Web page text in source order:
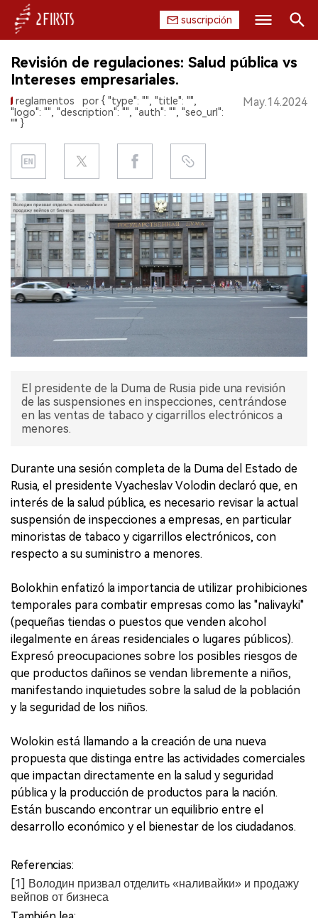
suscripción
INICIO
EMPRESA
CHINA
DATOS
EXPOSICIÓN
ENTREVISTA
Buscar
Revisión de regulaciones: Salud pública vs
Intereses empresariales.
reglamentos
por { "type": "", "title": "",
"logo": "", "description": "", "auth": "", "seo_url":
"" }
May.14.2024
El presidente de la Duma de Rusia pide una revisión
de las suspensiones en inspecciones, centrándose
en las ventas de tabaco y cigarrillos electrónicos a
menores.
Durante una sesión completa de la Duma del Estado de
Rusia, el presidente Vyacheslav Volodin declaró que, en
interés de la salud pública, es necesario revisar la actual
suspensión de inspecciones a empresas, en particular
minoristas de tabaco y cigarrillos electrónicos, con
respecto a su suministro a menores.
Bolokhin enfatizó la importancia de utilizar prohibiciones
temporales para combatir empresas como las "nalivayki"
(pequeñas tiendas o puestos que venden alcohol
ilegalmente en áreas residenciales o lugares públicos).
Expresó preocupaciones sobre los posibles riesgos de
que productos dañinos se vendan libremente a niños,
manifestando inquietudes sobre la salud de la población
y la seguridad de los niños.
Wolokin está llamando a la creación de una nueva
propuesta que distinga entre las actividades comerciales
que impactan directamente en la salud y seguridad
pública y la producción de productos para la nación.
Están buscando encontrar un equilibrio entre el
desarrollo económico y el bienestar de los ciudadanos.
Referencias:
[1] Володин призвал отделить «наливайки» и продажу
вейпов от бизнеса